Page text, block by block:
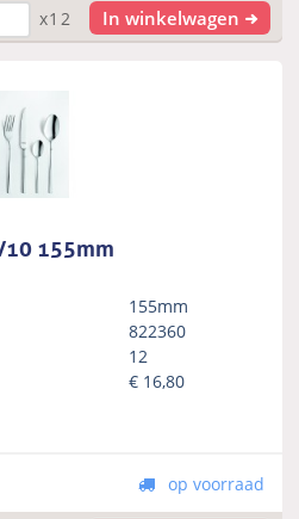
x12 In winkelwagen
155mm
155mm
822360
12
€ 16,80
op voorraad